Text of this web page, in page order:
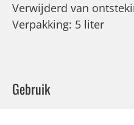
Verwijderd van
Verpakking: 5 liter
Gebruik